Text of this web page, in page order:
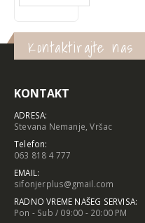
Kontaktirajte nas
KONTAKT
ADRESA:
Stevana Nemanje, Vršac
Telefon:
063 818 4 777
EMAIL:
sifonjerplus@gmail.com
RADNO VREME NAŠEG SERVISA:
Pon - Sub / 09:00 - 20:00 PM